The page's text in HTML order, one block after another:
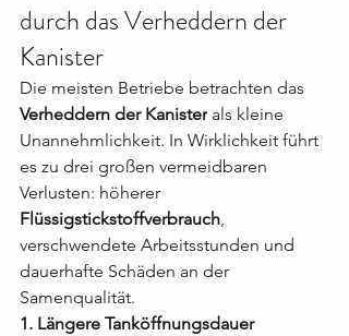
durch das Verheddern der
Kanister
Die meisten Betriebe betrachten das
Verheddern der Kanister als kleine
Unannehmlichkeit. In Wirklichkeit führt
es zu drei großen vermeidbaren
Verlusten: höherer
Flüssigstickstoffverbrauch,
verschwendete Arbeitsstunden und
dauerhafte Schäden an der
Samenqualität.
1. Längere Tanköffnungsdauer